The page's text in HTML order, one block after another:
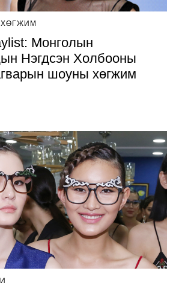
ХӨГЖИМ
Монголын
Нэгдсэн Холбооны
шоуны хөгжим